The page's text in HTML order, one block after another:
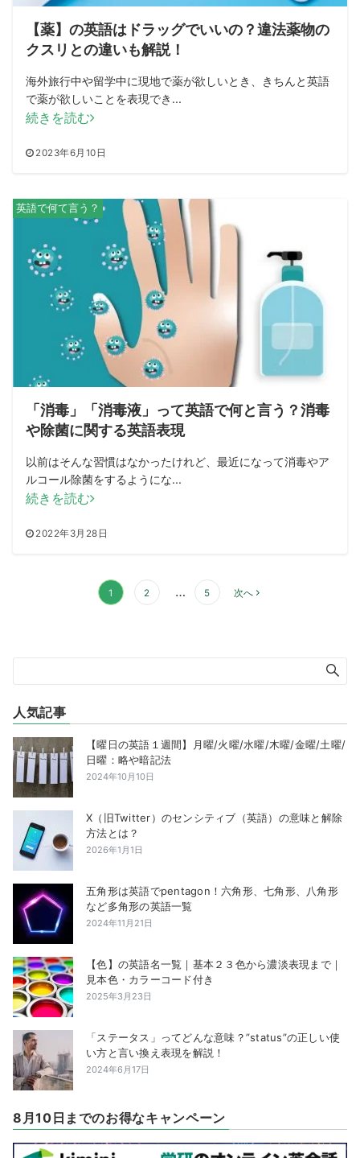
【薬】の英語はドラッグでいいの？違法薬物の
クスリとの違いも解説！
海外旅行中や留学中に現地で薬が欲しいとき、きちんと英語
で薬が欲しいことを表現でき...
2023年6月10日
続きを読む
英語で何て言う？
「消毒」「消毒液」って英語で何と言う？消毒
や除菌に関する英語表現
以前はそんな習慣はなかったけれど、最近になって消毒やア
ルコール除菌をするようにな...
2022年3月28日
続きを読む
ジ
送
り
1 2 … 5 次へ
人気記事
【曜日の英語１週間】月曜/火曜/水曜/木曜/金曜/土曜/
日曜：略や暗記法
2024年10月10日
X（旧Twitter）のセンシティブ（英語）の意味と解除
方法とは？
2026年1月1日
五角形は英語でpentagon！六角形、七角形、八角形
など多角形の英語一覧
2024年11月21日
【色】の英語名一覧｜基本２３色から濃淡表現まで｜
見本色・カラーコード付き
2025年3月23日
「ステータス」ってどんな意味？”status”の正しい使
い方と言い換え表現を解説！
2024年6月17日
8月10日までのお得なキャンペーン